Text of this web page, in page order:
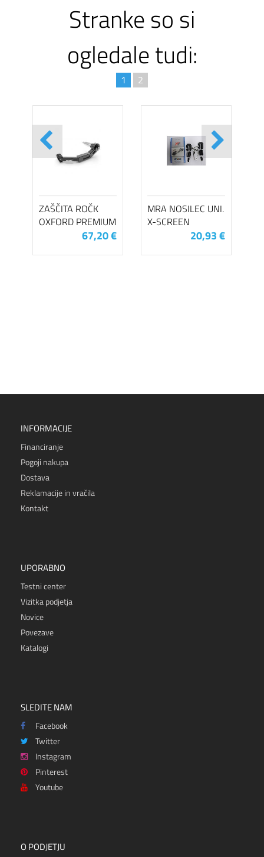
Stranke so si
ogledale tudi:
1 2
ZAŠČITA ROČK
OXFORD PREMIUM
67,20 €
MRA NOSILEC UNI.
X-SCREEN
20,93 €
INFORMACIJE
Financiranje
Pogoji nakupa
Dostava
Reklamacije in vračila
Kontakt
UPORABNO
Testni center
Vizitka podjetja
Novice
Povezave
Katalogi
SLEDITE NAM
Facebook
Twitter
Instagram
Pinterest
Youtube
O PODJETJU